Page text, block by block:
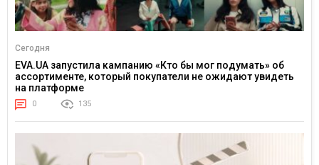
Сегодня
EVA.UA запустила кампанию «Кто бы мог подумать» об
ассортименте, который покупатели не ожидают увидеть
на платформе
0 135